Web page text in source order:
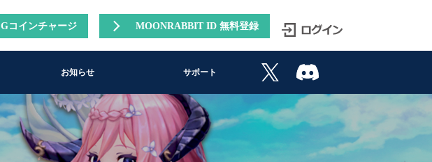
Gコインチャージ MOONRABBIT ID 無料登録
お知らせ サポート